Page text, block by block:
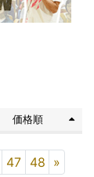
価格順
47 48 »